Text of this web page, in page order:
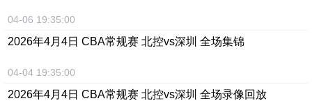
04-06 19:35:00
2026年4月4日 CBA常规赛 北控vs深圳 全场集锦
04-04 19:35:00
2026年4月4日 CBA常规赛 北控vs深圳 全场录像回放